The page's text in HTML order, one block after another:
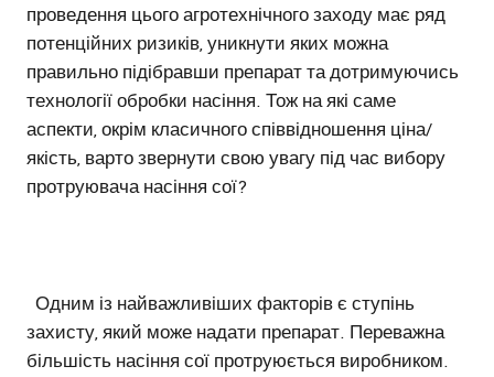
проведення цього агротехнічного заходу має ряд
потенційних ризиків, уникнути яких можна
правильно підібравши препарат та дотримуючись
технології обробки насіння. Тож на які саме
аспекти, окрім класичного співвідношення ціна/
якість, варто звернути свою увагу під час вибору
протруювача насіння сої?
Одним із найважливіших факторів є ступінь
захисту, який може надати препарат. Переважна
більшість насіння сої протруюється виробником.